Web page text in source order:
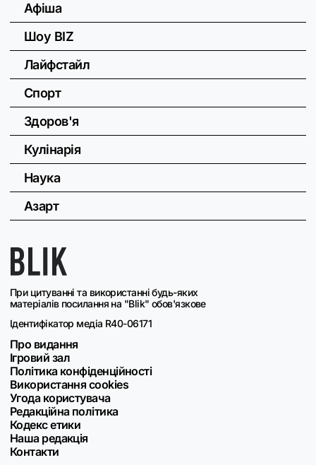
При цитуванні та використанні будь-яких
матеріалів посилання на "Blik" обов'язкове
Ідентифікатор медіа R40-06171
Про видання
Ігровий зал
Політика конфіденційності
Використання cookies
Угода користувача
Редакційна політика
Кодекс етики
Наша редакція
Контакти
Афіша
Шоу BIZ
Лайфстайл
Спорт
Здоров'я
Кулінарія
Наука
Азарт